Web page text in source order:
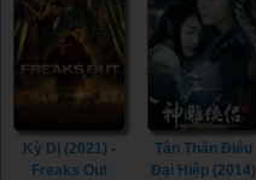
Kỳ Dị (2021) -
Freaks Out
Tân Thần Điêu
Đại Hiệp (2014)